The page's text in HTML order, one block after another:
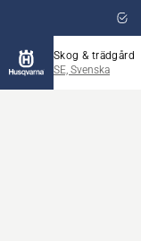
Skog & trädgård
SE, Svenska